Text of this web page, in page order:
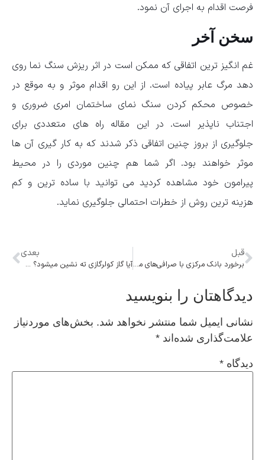
فرصت اقدام به اجرای آن نمود.
سخن آخر
غم انگیز ترین اتفاقی که ممکن است در اثر ریزش سنگ نما روی
دهد مرگ عابر پیاده است. از این رو اقدام موثر و به موقع در
خصوص محکم کردن سنگ نمای ساختمان امری ضروری و
اجتناب ناپذیر است. در این مقاله راه های متعددی برای
جلوگیری از بروز چنین اتفاقی ذکر شدند که به کار گیری آن ها
موثر خواهند بود. اگر شما هم چنین موردی را در محیط
پیرامون خود مشاهده کردید می توانید با ساده ترین و کم
هزینه ترین روش از خطرات احتمالی جلوگیری نماید.
قبل
برخورد بانک مرکزی با صرافی‌های متخلف و تاثیر آن در بازار ارز
بعدی
آیا گاز کولرگازی ته نشین میشود؟ + علائم ته نشین شدن گاز کولر گازی
دیدگاهتان را بنویسید
نشانی ایمیل شما منتشر نخواهد شد. بخش‌های موردنیاز
علامت‌گذاری شده‌اند *
دیدگاه *